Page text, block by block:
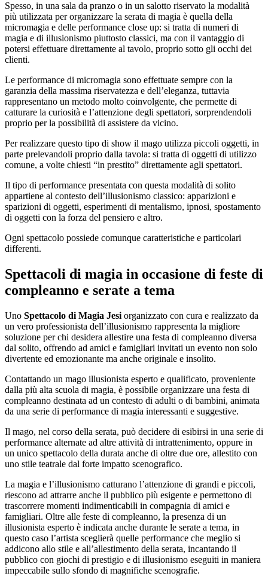
Spesso, in una sala da pranzo o in un salotto riservato la modalità
più utilizzata per organizzare la serata di magia è quella della
micromagia e delle performance close up: si tratta di numeri di
magia e di illusionismo piuttosto classici, ma con il vantaggio di
potersi effettuare direttamente al tavolo, proprio sotto gli occhi dei
clienti.
Le performance di micromagia sono effettuate sempre con la
garanzia della massima riservatezza e dell’eleganza, tuttavia
rappresentano un metodo molto coinvolgente, che permette di
catturare la curiosità e l’attenzione degli spettatori, sorprendendoli
proprio per la possibilità di assistere da vicino.
Per realizzare questo tipo di show il mago utilizza piccoli oggetti, in
parte prelevandoli proprio dalla tavola: si tratta di oggetti di utilizzo
comune, a volte chiesti “in prestito” direttamente agli spettatori.
Il tipo di performance presentata con questa modalità di solito
appartiene al contesto dell’illusionismo classico: apparizioni e
sparizioni di oggetti, esperimenti di mentalismo, ipnosi, spostamento
di oggetti con la forza del pensiero e altro.
Ogni spettacolo possiede comunque caratteristiche e particolari
differenti.
Spettacoli di magia in occasione di feste di
compleanno e serate a tema
Uno Spettacolo di Magia Jesi organizzato con cura e realizzato da
un vero professionista dell’illusionismo rappresenta la migliore
soluzione per chi desidera allestire una festa di compleanno diversa
dal solito, offrendo ad amici e famigliari invitati un evento non solo
divertente ed emozionante ma anche originale e insolito.
Contattando un mago illusionista esperto e qualificato, proveniente
dalla più alta scuola di magia, è possibile organizzare una festa di
compleanno destinata ad un contesto di adulti o di bambini, animata
da una serie di performance di magia interessanti e suggestive.
Il mago, nel corso della serata, può decidere di esibirsi in una serie di
performance alternate ad altre attività di intrattenimento, oppure in
un unico spettacolo della durata anche di oltre due ore, allestito con
uno stile teatrale dal forte impatto scenografico.
La magia e l’illusionismo catturano l’attenzione di grandi e piccoli,
riescono ad attrarre anche il pubblico più esigente e permettono di
trascorrere momenti indimenticabili in compagnia di amici e
famigliari. Oltre alle feste di compleanno, la presenza di un
illusionista esperto è indicata anche durante le serate a tema, in
questo caso l’artista sceglierà quelle performance che meglio si
addicono allo stile e all’allestimento della serata, incantando il
pubblico con giochi di prestigio e di illusionismo eseguiti in maniera
impeccabile sullo sfondo di magnifiche scenografie.